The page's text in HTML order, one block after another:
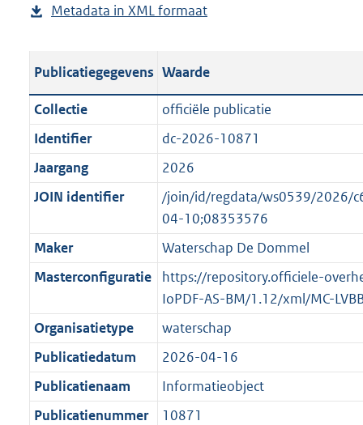
p
b
i
c
a
t
i
i
n
f
r
m
a
a
t
g
o
t
t
e
:
o
b
e
k
n
d
Metadata in XML formaat
t
a
n
d
g
r
o
o
t
t
e
:
2
K
b
Publicatiegegevens Waarde
Collectie
officiële publicatie
Identifier
dc-2026-10871
Jaargang
2026
JOIN identifier
/join/id/regdata/ws0539/2026/
04-10;08353576
Maker
Waterschap De Dommel
Masterconfiguratie
https://repository.officiele-
IoPDF-AS-BM/1.12/xml/MC-
Organisatietype
waterschap
Publicatiedatum
2026-04-16
Publicatienaam
Informatieobject
Publicatienummer
10871